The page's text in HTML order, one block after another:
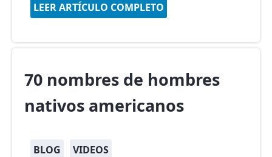
LEER ARTÍCULO COMPLETO
70 nombres de hombres
nativos americanos
BLOG VIDEOS